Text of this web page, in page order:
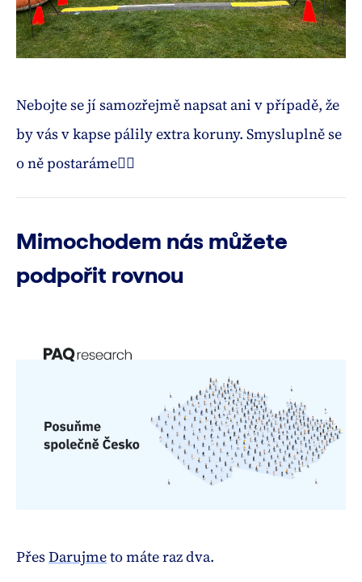
Nebojte se jí samozřejmě napsat ani v případě, že
by vás v kapse pálily extra koruny. Smysluplně se
o ně postaráme🙂‍↕️
Mimochodem nás můžete
podpořit rovnou
PřesDarujmeto máte raz dva.